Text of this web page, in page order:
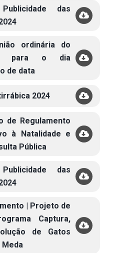
das
ordinária do
para o dia
de data
2024
de Regulamento
à Natalidade e
Pública
das
| Projeto de
Captura,
de Gatos
Meda